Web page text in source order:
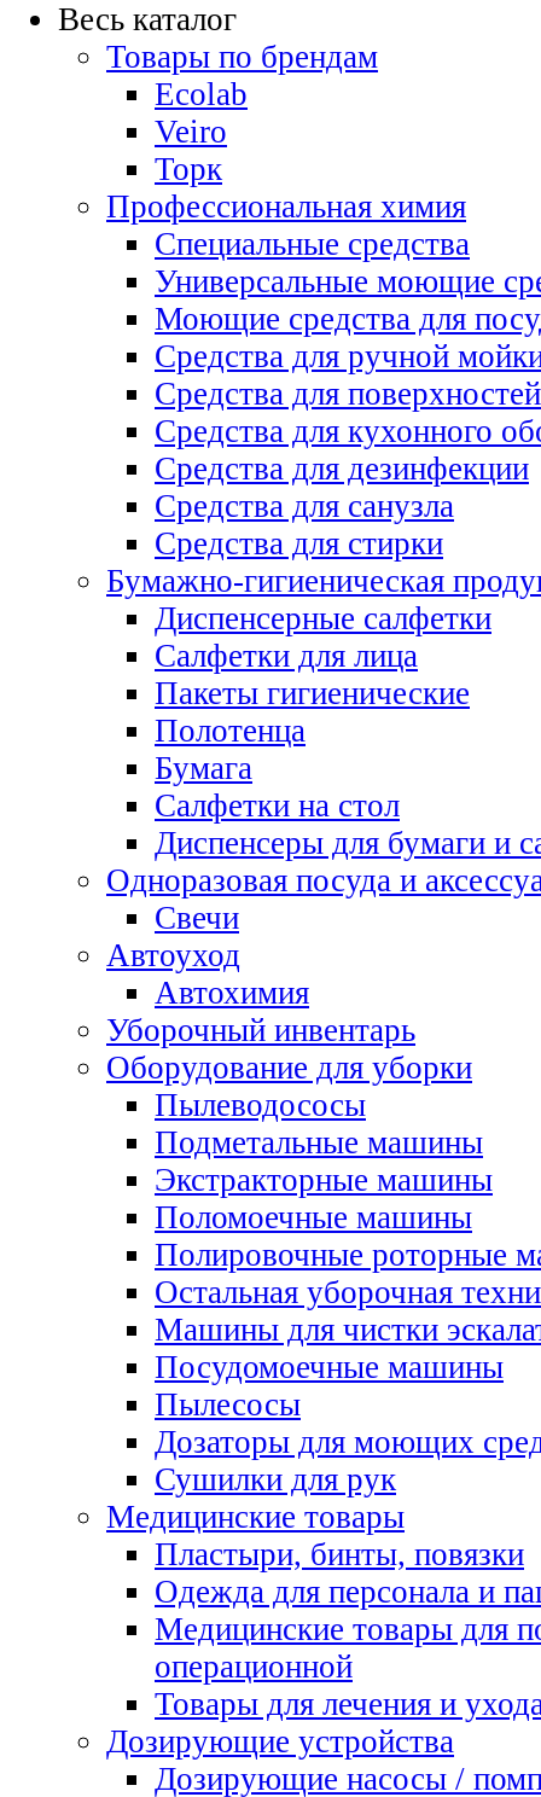
Весь каталог
Товары по брендам
Ecolab
Veiro
Торк
Профессиональная химия
Специальные средства
Универсальные моющие
Моющие средства для
Средства для ручной
Средства для поверхностей
Средства для кухонного
Средства для дезинфекции
Средства для санузла
Средства для стирки
Бумажно-гигиеническая
Диспенсерные салфетки
Салфетки для лица
Пакеты гигиенические
Полотенца
Бумага
Салфетки на стол
Диспенсеры для бумаги и
Одноразовая посуда и
Свечи
Автоуход
Автохимия
Уборочный инвентарь
Оборудование для уборки
Пылеводососы
Подметальные машины
Экстракторные машины
Поломоечные машины
Полировочные роторные
Остальная уборочная
Машины для чистки
Посудомоечные машины
Пылесосы
Дозаторы для моющих
Сушилки для рук
Медицинские товары
Пластыри, бинты, повязки
Одежда для персонала и
Медицинские товары для
операционной
Товары для лечения и
Дозирующие устройства
Дозирующие насосы /